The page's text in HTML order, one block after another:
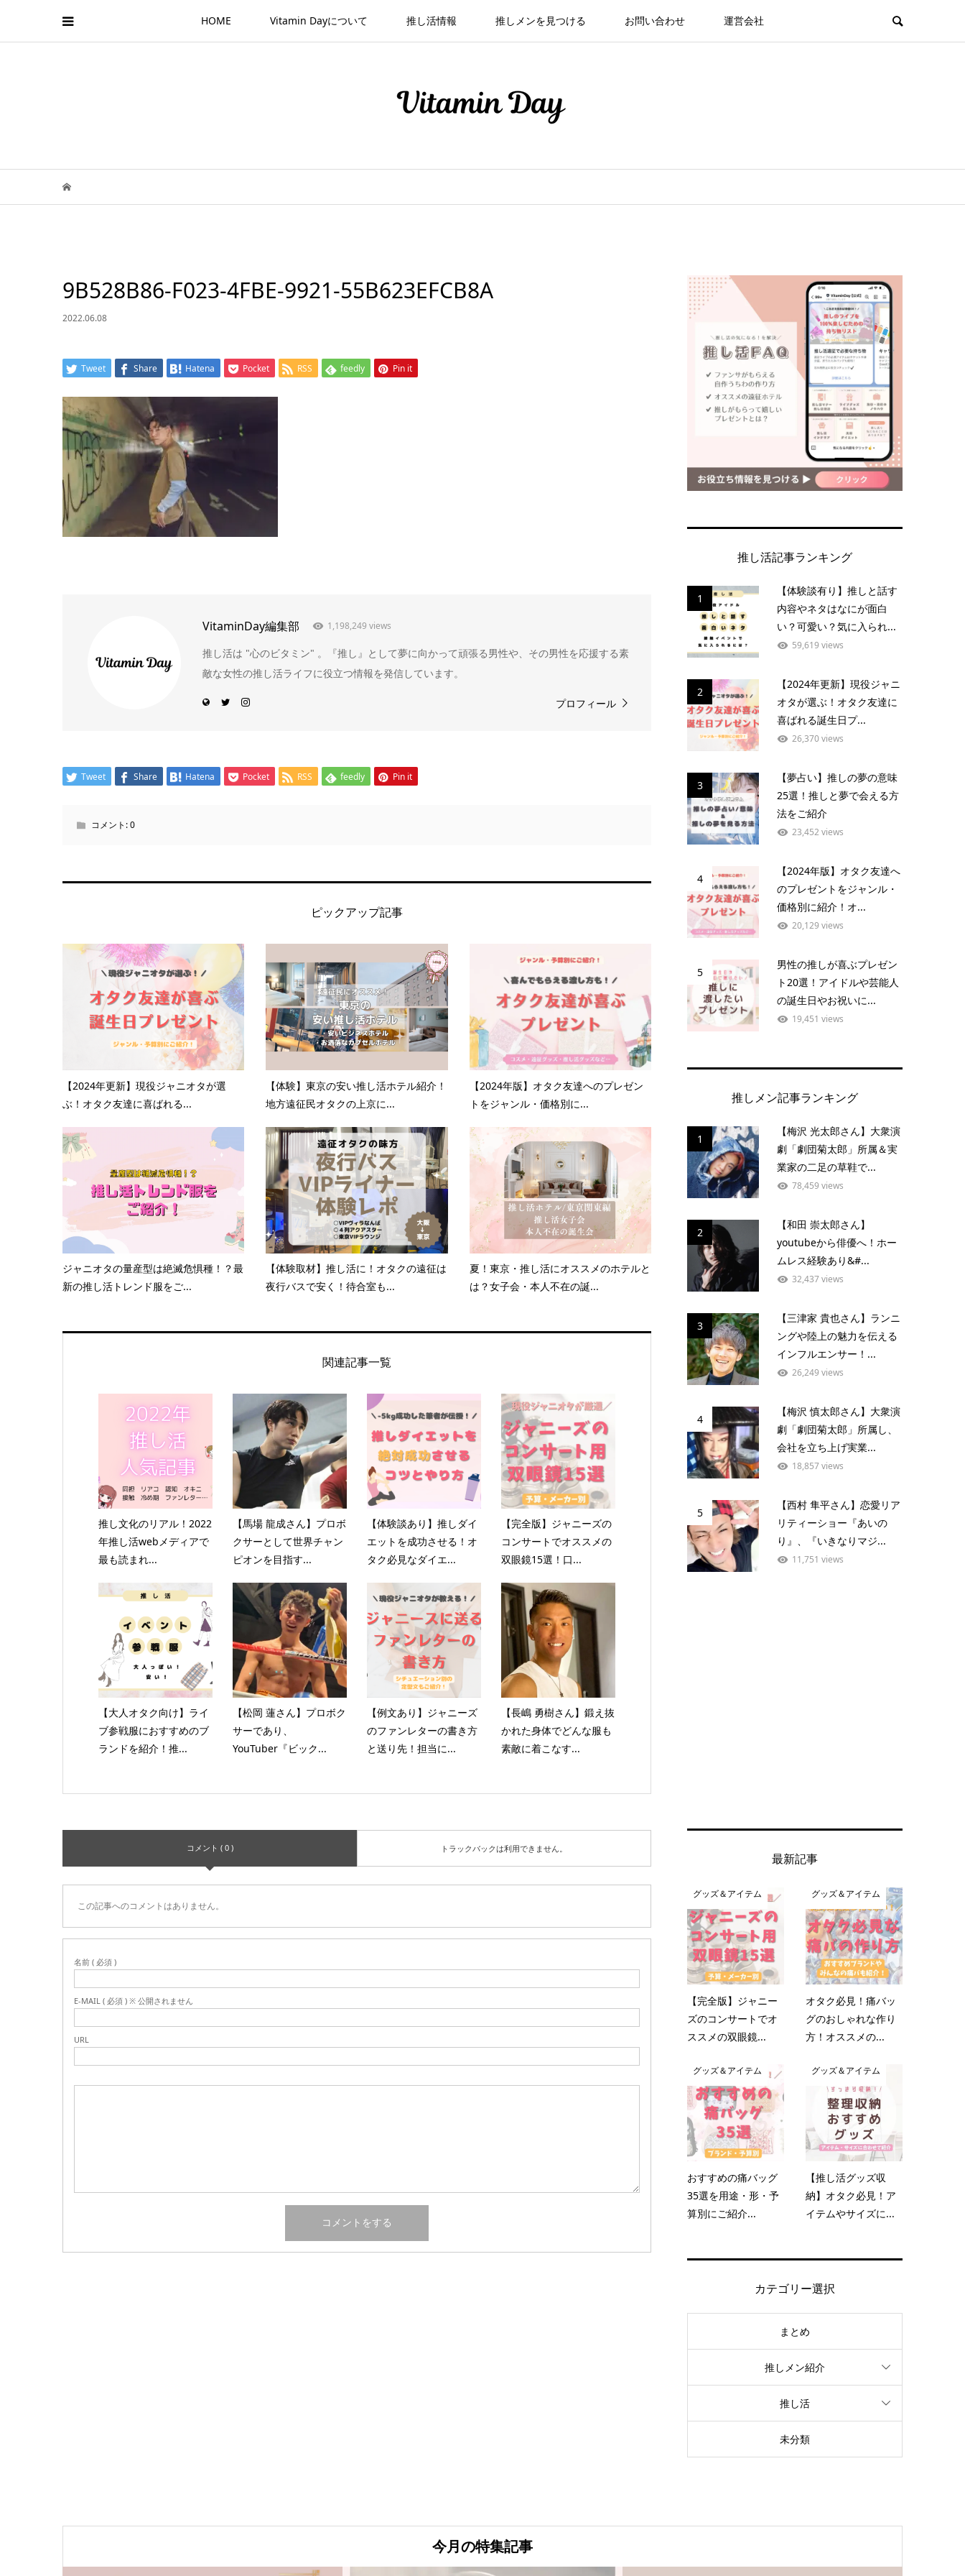
HOME Vitamin Dayについて 推し活情報 推しメンを見つける お問い合わせ 運営会社
9B528B86-F023-4FBE-9921-55B623EFCB8A
2022.06.08
Tweet Share Hatena Pocket RSS feedly Pin it
VitaminDay編集部 1,198,249 views
推し活は "心のビタミン" 。『推し』として夢に向かって頑張る男性や、その男性を応援する素
敵な女性の推し活ライフに役立つ情報を発信しています。
プロフィール
Tweet Share Hatena Pocket RSS feedly Pin it
コメント:0
ピックアップ記事
【2024年更新】現役ジャニオタが選
ぶ！オタク友達に喜ばれる...
【体験】東京の安い推し活ホテル紹介！
地方遠征民オタクの上京に...
【2024年版】オタク友達へのプレゼン
トをジャンル・価格別に...
ジャニオタの量産型は絶滅危惧種！？最
新の推し活トレンド服をご...
【体験取材】推し活に！オタクの遠征は
夜行バスで安く！待合室も...
夏！東京・推し活にオススメのホテルと
は？女子会・本人不在の誕...
関連記事一覧
推し文化のリアル！2022
年推し活webメディアで
最も読まれ...
【馬場 龍成さん】プロボ
クサーとして世界チャン
ピオンを目指す...
【体験談あり】推しダイ
エットを成功させる！オ
タク必見なダイエ...
【完全版】ジャニーズの
コンサートでオススメの
双眼鏡15選！口...
【大人オタク向け】ライ
ブ参戦服におすすめのブ
ランドを紹介！推...
【松岡 蓮さん】プロボク
サーであり、
YouTuber『ビック...
【例文あり】ジャニーズ
のファンレターの書き方
と送り先！担当に...
【長嶋 勇樹さん】鍛え抜
かれた身体でどんな服も
素敵に着こなす...
コメント ( 0 ) トラックバックは利用できません。
この記事へのコメントはありません。
名前 ( 必須 )
E-MAIL ( 必須 ) ※ 公開されません
URL
推し活記事ランキング
1
【体験談有り】推しと話す
内容やネタはなにが面白
い？可愛い？気に入られ...
59,619 views
2
【2024年更新】現役ジャニ
オタが選ぶ！オタク友達に
喜ばれる誕生日プ...
26,370 views
3
【夢占い】推しの夢の意味
25選！推しと夢で会える方
法をご紹介
23,452 views
4
【2024年版】オタク友達へ
のプレゼントをジャンル・
価格別に紹介！オ...
20,129 views
5
男性の推しが喜ぶプレゼン
ト20選！アイドルや芸能人
の誕生日やお祝いに...
19,451 views
推しメン記事ランキング
1
【梅沢 光太郎さん】大衆演
劇「劇団菊太郎」所属＆実
業家の二足の草鞋で...
78,459 views
2
【和田 崇太郎さん】
youtubeから俳優へ！ホー
ムレス経験あり&#...
32,437 views
3
【三津家 貴也さん】ランニ
ングや陸上の魅力を伝える
インフルエンサー！...
26,249 views
4
【梅沢 慎太郎さん】大衆演
劇「劇団菊太郎」所属し、
会社を立ち上げ実業...
18,857 views
5
【西村 隼平さん】恋愛リア
リティーショー『あいの
り』、『いきなりマジ...
11,751 views
最新記事
グッズ＆アイテム
【完全版】ジャニー
ズのコンサートでオ
ススメの双眼鏡...
グッズ＆アイテム
オタク必見！痛バッ
グのおしゃれな作り
方！オススメの...
グッズ＆アイテム
おすすめの痛バッグ
35選を用途・形・予
算別にご紹介...
グッズ＆アイテム
【推し活グッズ収
納】オタク必見！ア
イテムやサイズに...
カテゴリー選択
まとめ
推しメン紹介
推し活
未分類
今月の特集記事